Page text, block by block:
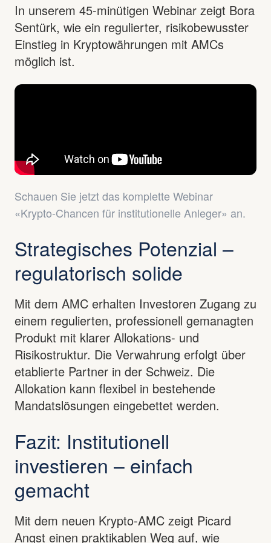
In unserem 45-minütigen Webinar zeigt Bora
Sentürk, wie ein regulierter, risikobewusster
Einstieg in Kryptowährungen mit AMCs
möglich ist.
Schauen Sie jetzt das komplette Webinar
«Krypto-Chancen für institutionelle Anleger» an.
Strategisches Potenzial –
regulatorisch solide
Mit dem AMC erhalten Investoren Zugang zu
einem regulierten, professionell gemanagten
Produkt mit klarer Allokations- und
Risikostruktur. Die Verwahrung erfolgt über
etablierte Partner in der Schweiz. Die
Allokation kann flexibel in bestehende
Mandatslösungen eingebettet werden.
Fazit: Institutionell
investieren – einfach
gemacht
Mit dem neuen Krypto-AMC zeigt Picard
Angst einen praktikablen Weg auf, wie